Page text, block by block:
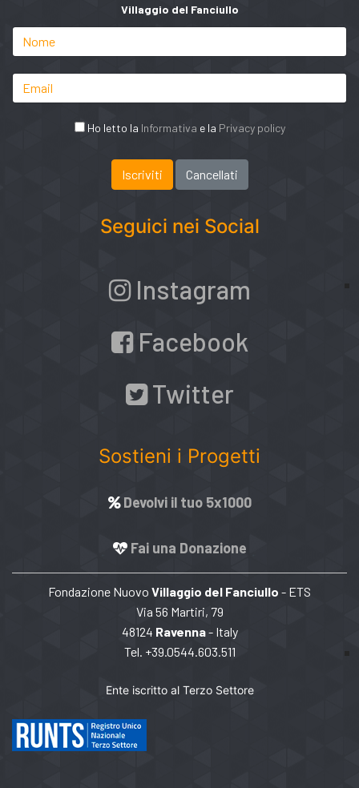
Villaggio del Fanciullo
Ho letto la Informativa e la Privacy policy
Seguici nei Social
Instagram
Facebook
Twitter
Sostieni i Progetti
Devolvi il tuo 5x1000
Fai una Donazione
Fondazione Nuovo Villaggio del Fanciullo - ETS
Via 56 Martiri, 79
48124 Ravenna- Italy
Tel. +39.0544.603.511
Ente iscritto al Terzo Settore